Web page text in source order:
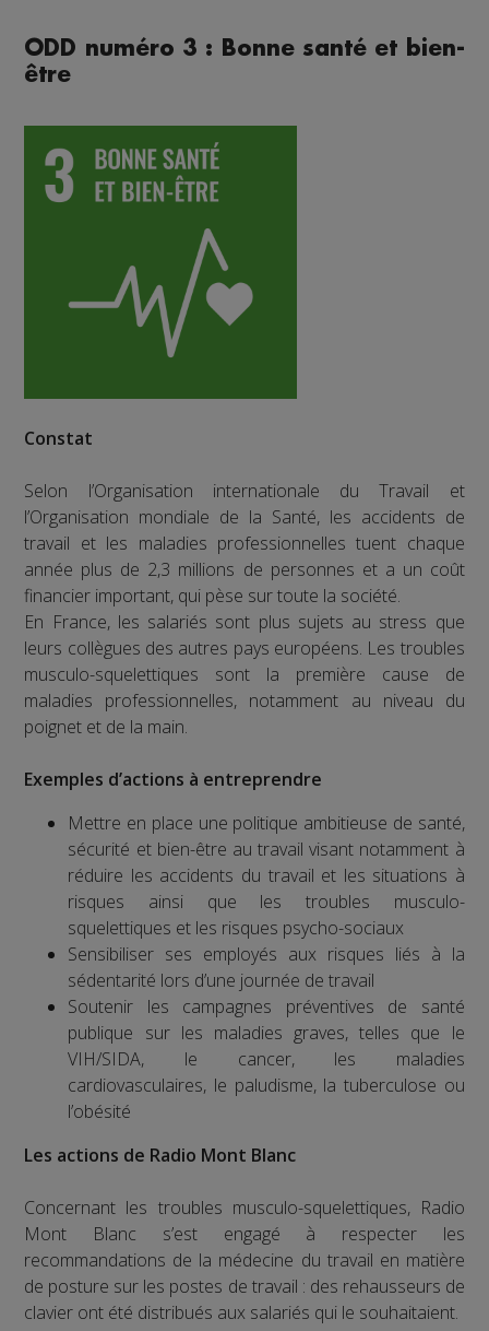
ODD numéro 3 : Bonne santé et bien-
être
Constat
Selon l’Organisation internationale du Travail et
l’Organisation mondiale de la Santé, les accidents de
travail et les maladies professionnelles tuent chaque
année plus de 2,3 millions de personnes et a un coût
financier important, qui pèse sur toute la société.
En France, les salariés sont plus sujets au stress que
leurs collègues des autres pays européens. Les troubles
musculo-squelettiques sont la première cause de
maladies professionnelles, notamment au niveau du
poignet et de la main.
Exemples d’actions à entreprendre
Mettre en place une politique ambitieuse de santé,
sécurité et bien-être au travail visant notamment à
réduire les accidents du travail et les situations à
risques ainsi que les troubles musculo-
squelettiques et les risques psycho-sociaux
Sensibiliser ses employés aux risques liés à la
sédentarité lors d’une journée de travail
Soutenir les campagnes préventives de santé
publique sur les maladies graves, telles que le
VIH/SIDA, le cancer, les maladies
cardiovasculaires, le paludisme, la tuberculose ou
l’obésité
Les actions de Radio Mont Blanc
Concernant les troubles musculo-squelettiques, Radio
Mont Blanc s’est engagé à respecter les
recommandations de la médecine du travail en matière
de posture sur les postes de travail : des rehausseurs de
clavier ont été distribués aux salariés qui le souhaitaient.